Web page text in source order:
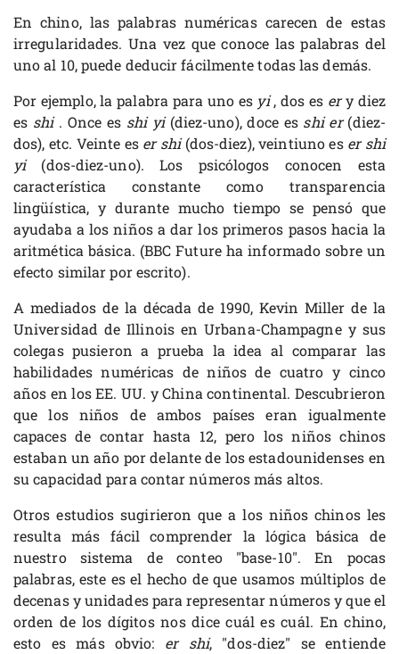
En chino, las palabras numéricas carecen de estas
irregularidades. Una vez que conoce las palabras del
uno al 10, puede deducir fácilmente todas las demás.
Por ejemplo, la palabra para uno es yi, dos es ery diez
es shi. Once es shi yi(diez-uno), doce es shi er(diez-
dos), etc. Veinte es er shi(dos-diez), veintiuno es er shi
yi(dos-diez-uno). Los psicólogos conocen esta
característica constante como transparencia
lingüística, y durante mucho tiempo se pensó que
ayudaba a los niños a dar los primeros pasos hacia la
aritmética básica. (BBC Future ha informado sobre un
efecto similar por escrito).
A mediados de la década de 1990, Kevin Miller de la
Universidad de Illinois en Urbana-Champagne y sus
colegas pusieron a prueba la idea al comparar las
habilidades numéricas de niños de cuatro y cinco
años en los EE. UU. y China continental. Descubrieron
que los niños de ambos países eran igualmente
capaces de contar hasta 12, pero los niños chinos
estaban un año por delante de los estadounidenses en
su capacidad para contar números más altos.
Otros estudios sugirieron que a los niños chinos les
resulta más fácil comprender la lógica básica de
nuestro sistema de conteo "base-10". En pocas
palabras, este es el hecho de que usamos múltiplos de
decenas y unidades para representar números y que el
orden de los dígitos nos dice cuál es cuál. En chino,
esto es más obvio: er shi, "dos-diez" se entiende